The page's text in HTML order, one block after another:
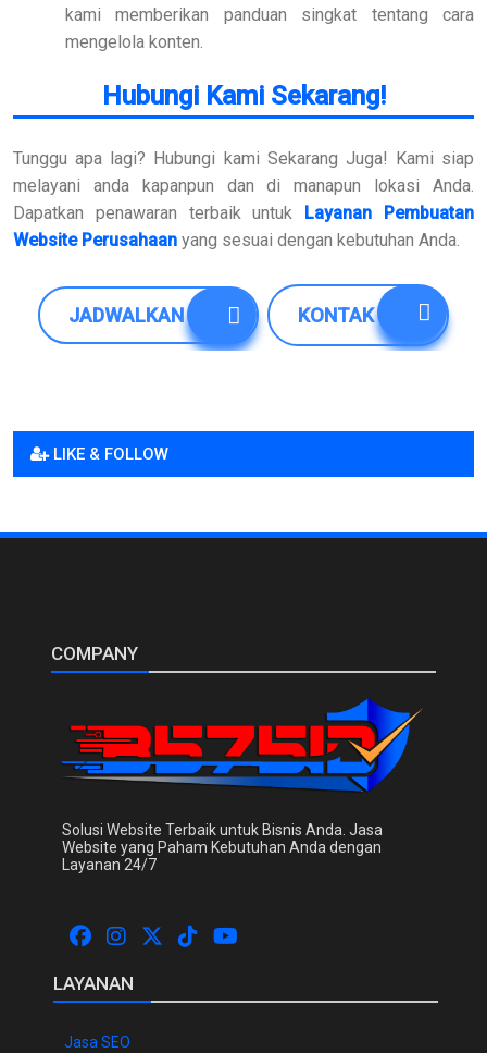
kami memberikan panduan singkat tentang cara
mengelola konten.
Hubungi Kami Sekarang!
Tunggu apa lagi? Hubungi kami Sekarang Juga! Kami siap
melayani anda kapanpun dan di manapun lokasi Anda.
Dapatkan penawaran terbaik untuk
Layanan Pembuatan
Website Perusahaan yang sesuai dengan kebutuhan Anda.
JADWALKAN KONTAK
LIKE & FOLLOW
COMPANY
Solusi Website Terbaik untuk Bisnis Anda. Jasa
Website yang Paham Kebutuhan Anda dengan
Layanan 24/7
LAYANAN
Jasa SEO